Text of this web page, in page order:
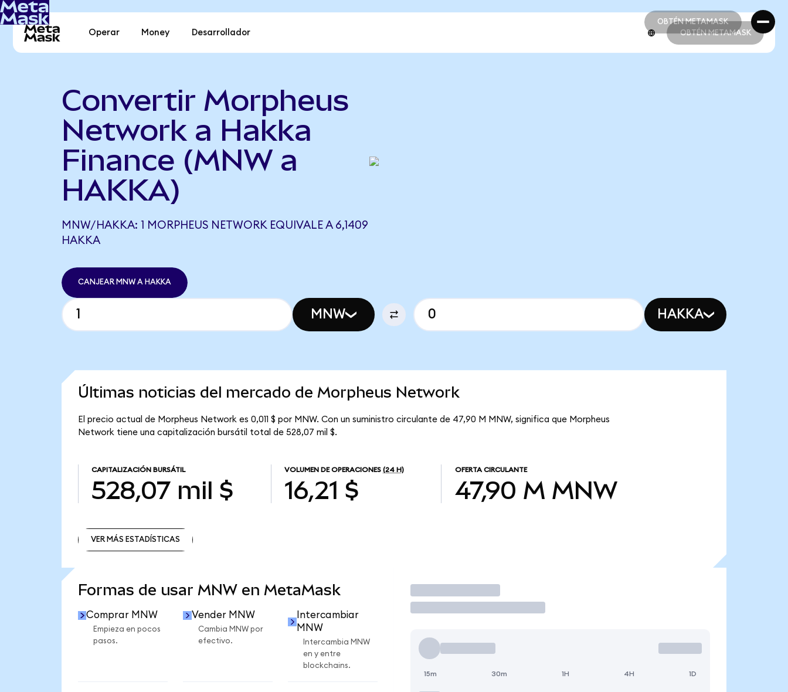
OBTÉN METAMASK
OBTÉN METAMASK
Operar Money Desarrollador OBTÉN METAMASK
Convertir Morpheus
Network a Hakka
Finance (MNW a
HAKKA)
MNW/HAKKA: 1 MORPHEUS NETWORK EQUIVALE A 6,1409
HAKKA
CANJEAR MNW A HAKKA
MNW HAKKA
Últimas noticias del mercado de Morpheus Network
El precio actual de Morpheus Network es 0,011 $ por MNW. Con un suministro circulante de 47,90 M MNW, significa que Morpheus
Network tiene una capitalización bursátil total de 528,07 mil $.
CAPITALIZACIÓN BURSÁTIL
528,07 mil $
VOLUMEN DE OPERACIONES (24 H)
16,21 $
OFERTA CIRCULANTE
47,90 M MNW
VER MÁS ESTADÍSTICAS
Formas de usar MNW en MetaMask
Comprar MNW
Empieza en pocos
pasos.
Vender MNW
Cambia MNW por
efectivo.
Intercambiar
MNW
Intercambia MNW
en y entre
blockchains.
Operar
15m 30m 1H 4H 1D